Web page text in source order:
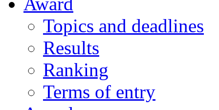
Topics and deadlines
Results
Ranking
Terms of entry